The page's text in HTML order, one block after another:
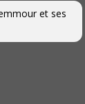
et ses